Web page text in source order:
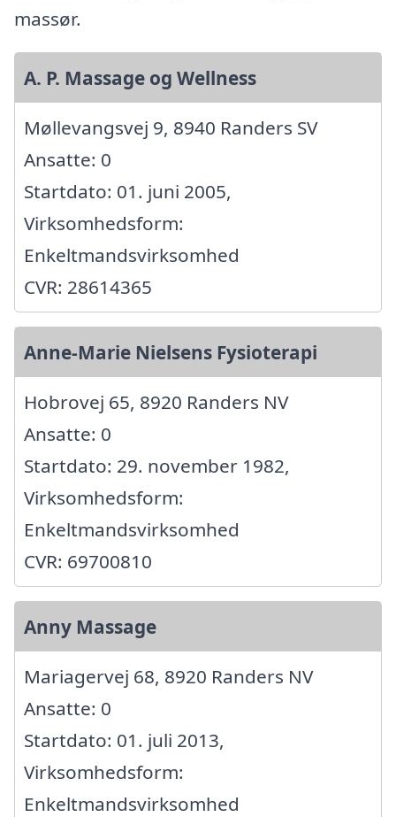
massør.
A. P. Massage og Wellness
Møllevangsvej 9, 8940 Randers SV
Ansatte: 0
Startdato: 01. juni 2005,
Virksomhedsform:
Enkeltmandsvirksomhed
CVR: 28614365
Anne-Marie Nielsens Fysioterapi
Hobrovej 65, 8920 Randers NV
Ansatte: 0
Startdato: 29. november 1982,
Virksomhedsform:
Enkeltmandsvirksomhed
CVR: 69700810
Anny Massage
Mariagervej 68, 8920 Randers NV
Ansatte: 0
Startdato: 01. juli 2013,
Virksomhedsform:
Enkeltmandsvirksomhed